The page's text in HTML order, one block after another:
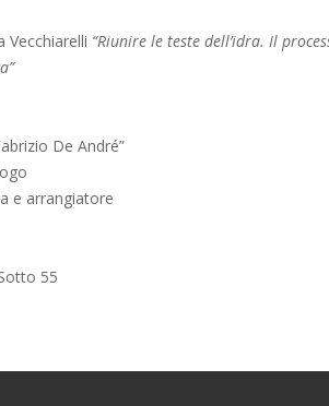
Vecchiarelli “Riunire le teste dell’idra. Il
De André”
e arrangiatore
55